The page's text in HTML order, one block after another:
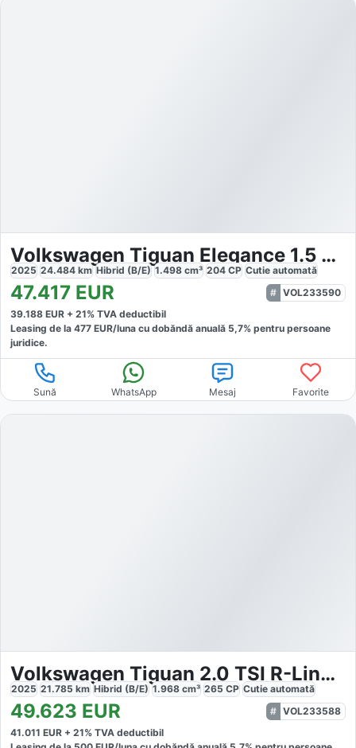
Volkswagen Tiguan Elegance 1.5 TSI eHybrid
2025 24.484 km Hibrid (B/E) 1.498 cm³ 204 CP Cutie automată
47.417 EUR
VOL233590
39.188 EUR + 21% TVA deductibil
Leasing de la 477 EUR/luna cu dobăndă anuală 5,7% pentru persoane
juridice.
Sună WhatsApp Mesaj Favorite
Volkswagen Tiguan 2.0 TSI R-Line IQ Drive 4M
2025 21.785 km Hibrid (B/E) 1.968 cm³ 265 CP Cutie automată
49.623 EUR
VOL233588
41.011 EUR + 21% TVA deductibil